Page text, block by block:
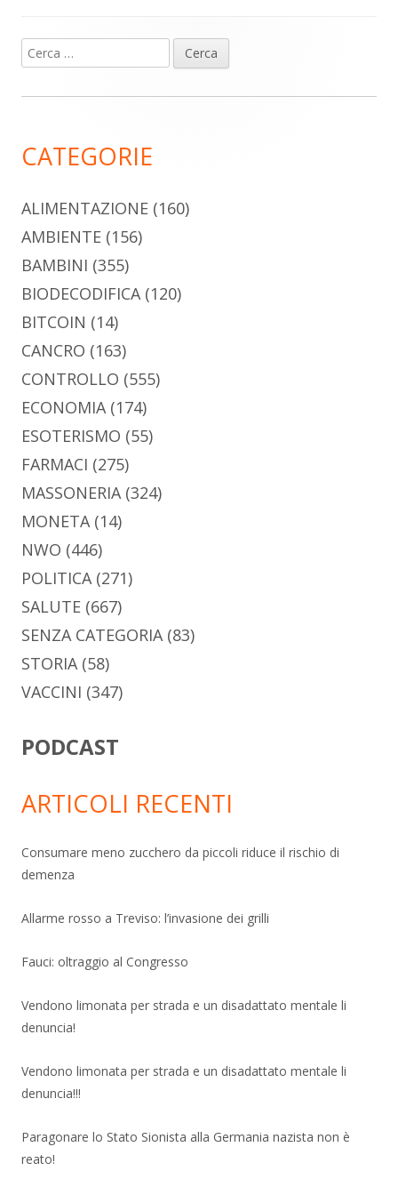
Barra
laterale
Ricerca
per:
CATEGORIE
ALIMENTAZIONE (160)
AMBIENTE (156)
BAMBINI (355)
BIODECODIFICA(120)
BITCOIN (14)
CANCRO (163)
CONTROLLO (555)
ECONOMIA(174)
ESOTERISMO (55)
FARMACI (275)
MASSONERIA(324)
MONETA(14)
NWO (446)
POLITICA(271)
SALUTE (667)
SENZA CATEGORIA(83)
STORIA(58)
VACCINI (347)
PODCAST
ARTICOLI RECENTI
Consumare meno zucchero da piccoli riduce il rischio di
demenza
Allarme rosso a Treviso: l’invasione dei grilli
Fauci: oltraggio al Congresso
Vendono limonata per strada e un disadattato mentale li
denuncia!
Vendono limonata per strada e un disadattato mentale li
denuncia!!!
Paragonare lo Stato Sionista alla Germania nazista non è
reato!